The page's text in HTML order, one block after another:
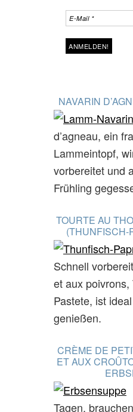
NAVARIN
d’agneau, ein
Lammeintopf,
vorbereitet und
Frühling
TOURTE AU
(THUNFISCH-
Schnell
et aux
Pastete, ist
genießen.
CRÈME DE
ET AUX
Tagen,